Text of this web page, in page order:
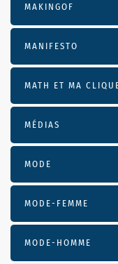
MAKINGOF
MANIFESTO
MATH ET MA
MÉDIAS
MODE
MODE-FEMME
MODE-HOMME